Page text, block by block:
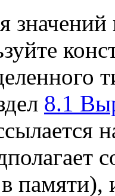
8.1
памяти),